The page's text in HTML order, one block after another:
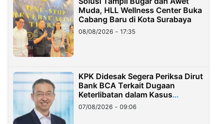
Muda, HLL Wellness Center Buka
Cabang Baru di Kota Surabaya
08/08/2026 - 17:35
KPK Didesak Segera Periksa Dirut
Bank BCA Terkait Dugaan
Keterlibatan dalam Kasus
Hilangnya Dana Nasabah Rp2,58
Miliar
07/08/2026 - 09:06